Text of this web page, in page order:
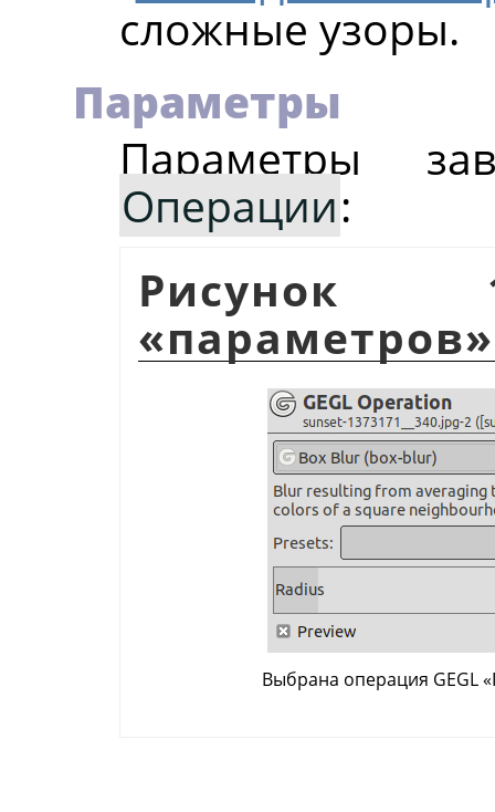
сложные узоры.
Параметры
Параметры
Операции:
Рисунок
«параметров»
Выбрана операция GEGL«